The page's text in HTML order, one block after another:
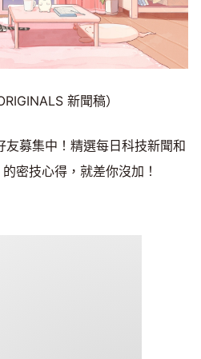
新聞稿）
友募集中！精選每日科技新聞和
密技心得，就差你沒加！